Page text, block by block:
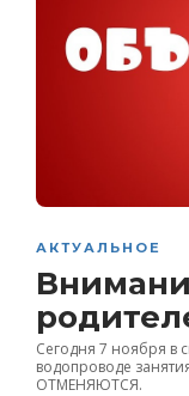
АКТУАЛЬНОЕ
Сегодня 7 ноября в
водопроводе
ОТМЕНЯЮТСЯ.